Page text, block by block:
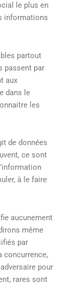
le plus en
informations
partout
passent par
aux
dans le
les
de données
ce sont
à le faire
aucunement
même
par
concurrence,
pour
rares sont